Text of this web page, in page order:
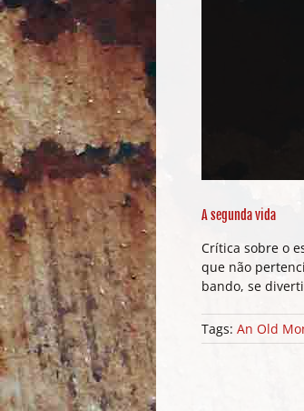
A segunda vida
Crítica sobre o
que não
bando, se
Tags: An Old